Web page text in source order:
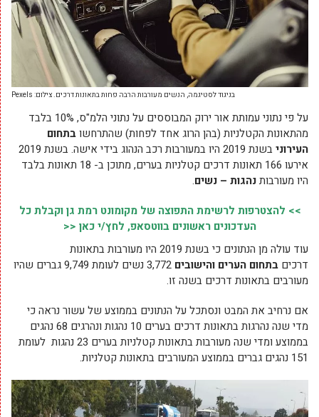
בניגוד לסטיגמה, הנשים מעורבות הרבה פחות בתאונות דרכים. צילום: Pexels
על פי נתוני עמותת אור ירוק המבוססים על נתוני הלמ"ס, 10% בלבד
מהתאונות הקטלניות (בהן הרוג אחד לפחות) שהתרחשובתחום
העירוני
בשנת 2019 היו במעורבות רכב הנהוג בידי אישה. בשנת 2019
אירעו 166 תאונות דרכים קטלניות בערים, מתוכן ב- 18 תאונות בלבד
היו מעורבותנהגות – נשים.
>> להצטרפות לרשימת התפוצה של מקומונט רמת גן וקבלת כל
העדכונים ראשונים בווטסאפ, לחץ/י כאן <<
עוד עולה מן הנתונים כי בשנת 2019 היו מעורבות בתאונות
דרכים בתחום הערים והישובים
3,772 נשים לעומת 9,749 גברים שהיו
מעורבים בתאונות דרכים בשנה זו.
אם נרחיב את המבט ונסתכל על הנתונים בממוצע של עשור נראה כי
מדי שנה נהרגות בתאונות דרכים בערים 10 נהגות ונהרגים 68 נהגים
בממוצע ומדי שנה מעורבות בתאונות קטלניות בערים 23 נהגות לעומת
151 נהגים גברים בממוצע המעורבים בתאונות קטלניות.